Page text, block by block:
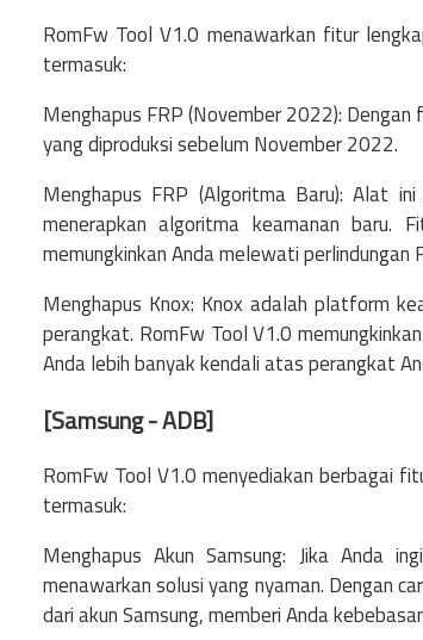
RomFw Tool V1.0 menawarkan fitur
termasuk:
Menghapus FRP (November 2022):
yang diproduksi sebelum November 2022.
Menghapus FRP (Algoritma Baru): Alat
menerapkan algoritma keamanan baru.
memungkinkan Anda melewati perlindungan
Menghapus Knox: Knox adalah platform
perangkat. RomFw Tool V1.0
Anda lebih banyak kendali atas perangkat
[Samsung - ADB]
RomFw Tool V1.0 menyediakan berbagai
termasuk:
Menghapus Akun Samsung: Jika Anda
menawarkan solusi yang nyaman. Dengan
dari akun Samsung, memberi Anda